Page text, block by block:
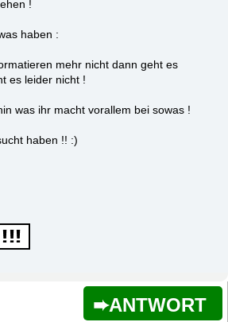
!
haben :
mehr nicht dann geht es
es leider nicht !
was ihr macht vorallem bei sowas !
haben !! :)
ANTWORT